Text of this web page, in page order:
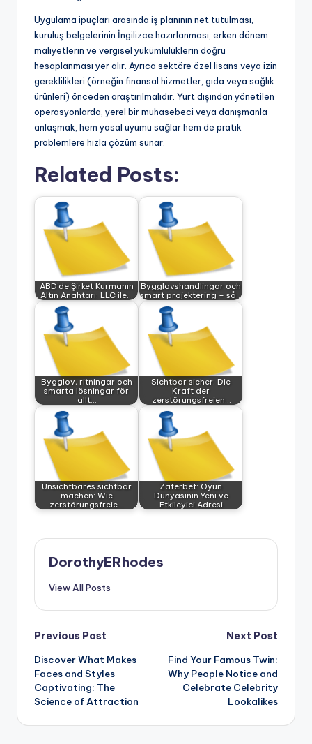
Uygulama ipuçları arasında iş planının net tutulması,
kuruluş belgelerinin İngilizce hazırlanması, erken dönem
maliyetlerin ve vergisel yükümlülüklerin doğru
hesaplanması yer alır. Ayrıca sektöre özel lisans veya izin
gereklilikleri (örneğin finansal hizmetler, gıda veya sağlık
ürünleri) önceden araştırılmalıdır. Yurt dışından yönetilen
operasyonlarda, yerel bir muhasebeci veya danışmanla
anlaşmak, hem yasal uyumu sağlar hem de pratik
problemlere hızla çözüm sunar.
Related Posts:
ABD’de Şirket Kurmanın
Altın Anahtarı: LLC ile…
Bygglovshandlingar och
smart projektering – så…
Bygglov, ritningar och
smarta lösningar för
allt…
Sichtbar sicher: Die
Kraft der
zerstörungsfreien…
Unsichtbares sichtbar
machen: Wie
zerstörungsfreie…
Zaferbet: Oyun
Dünyasının Yeni ve
Etkileyici Adresi
DorothyERhodes
View All Posts
Post
navigation
Previous Post
Discover What Makes
Faces and Styles
Captivating: The
Science of Attraction
Next Post
Find Your Famous Twin:
Why People Notice and
Celebrate Celebrity
Lookalikes